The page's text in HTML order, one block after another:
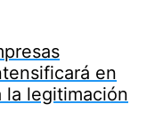
en
la legitimación